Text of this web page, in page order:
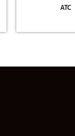
АТС